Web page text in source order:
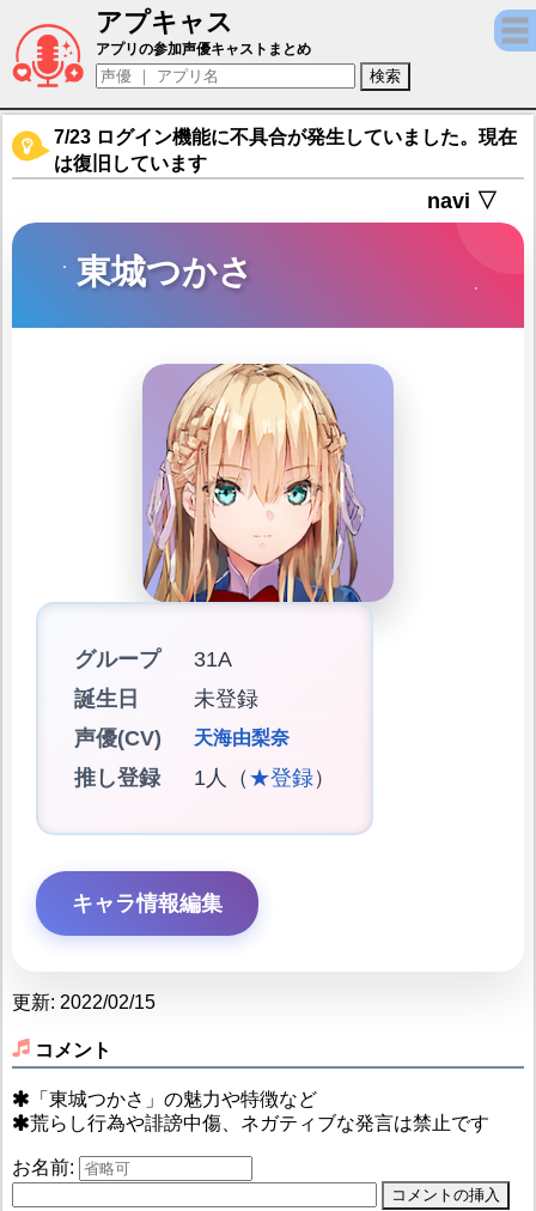
アプキャス
東城つかさ（声優：天海由梨奈)【ヘブンバ
アプリの参加声優キャストまとめ
7/23 ログイン機能に不具合が発生していました。現在
は復旧しています
navi ▽
東城つかさ
グループ
31A
誕生日
未登録
声優(CV)
天海由梨奈
推し登録 1人（ ★登録）
キャラ情報編集
更新: 2022/02/15
コメント
「東城つかさ」の魅力や特徴など
荒らし行為や誹謗中傷、ネガティブな発言は禁止です
お名前: